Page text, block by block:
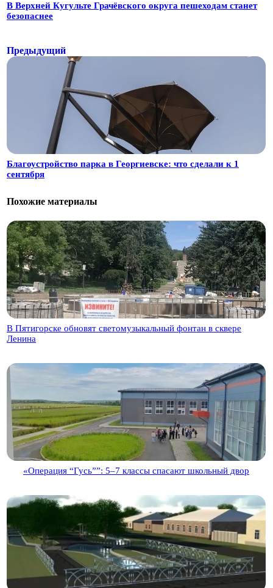
В Верхней Кугульте Грачёвского округа пешеходам станет
безопаснее
Предыдущий
Благоустройство парка в Георгиевске: что сделали к 1
сентября
Похожие материалы
В Пятигорске обновят светомузыкальный фонтан в сквере
Ленина
«Операция “Гусь””: 5–7 классы спасают школьный двор